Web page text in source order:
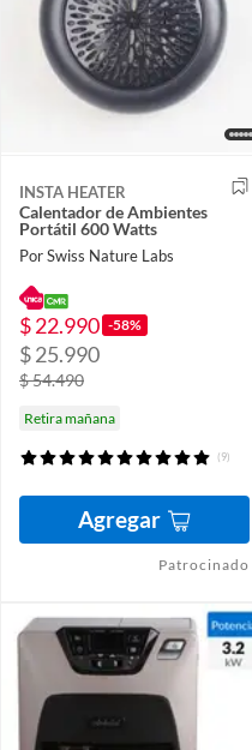
INSTA HEATER
Calentador de Ambientes
Portátil 600 Watts
Por Swiss Nature Labs
$ 22.990 -58%
$ 25.990
$ 54.490
Retira mañana
(9)
Agregar
Patrocinado